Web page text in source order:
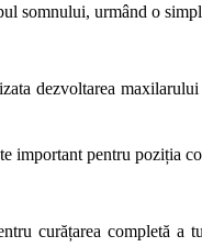
somnului, urmând o
dezvoltarea
important pentru poziția
curățarea completă a